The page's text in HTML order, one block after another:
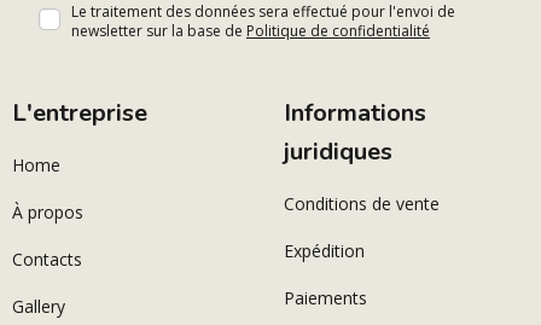
Le traitement des données sera effectué pour l'envoi de
newsletter sur la base de Politique de confidentialité
L'entreprise
Home
À propos
Contacts
Gallery
Informations
juridiques
Conditions de vente
Expédition
Paiements